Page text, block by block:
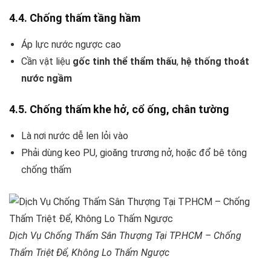
4.4. Chống thấm tầng hầm
Áp lực nước ngược cao
Cần vật liệu gốc tinh thể thẩm thấu, hệ thống thoát
nước ngầm
4.5. Chống thấm khe hở, cổ ống, chân tường
Là nơi nước dễ len lỏi vào
Phải dùng keo PU, gioăng trương nở, hoặc đổ bê tông
chống thấm
Dịch Vụ Chống Thấm Sân Thượng Tại TP.HCM – Chống
Thấm Triệt Để, Không Lo Thấm Ngược